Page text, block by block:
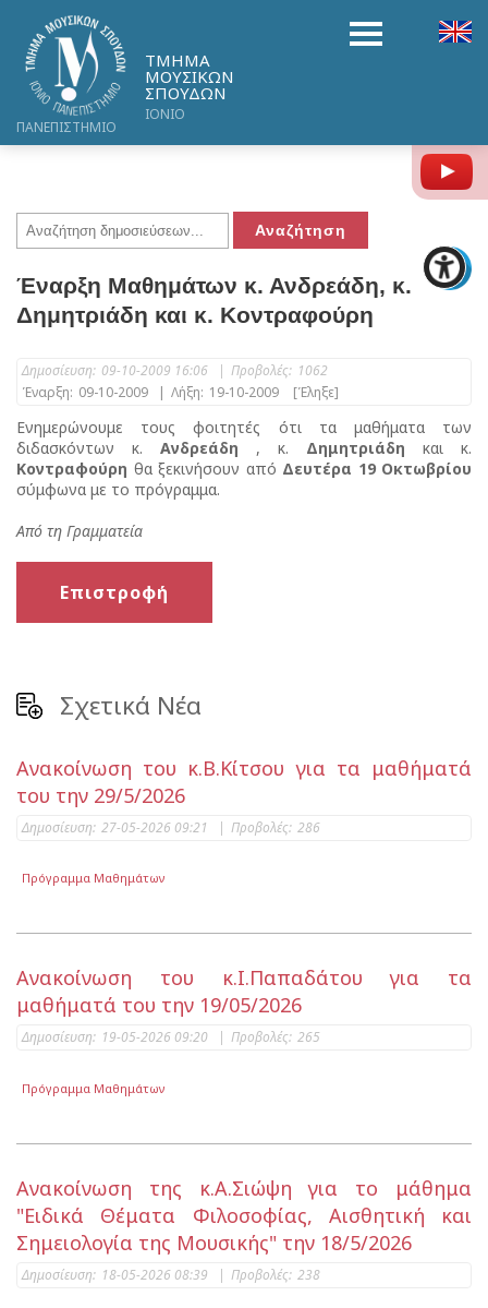
ΤΜΗΜΑ
ΜΟΥΣΙΚΩΝ
ΣΠΟΥΔΩΝ
ΙΟΝΙΟ
ΠΑΝΕΠΙΣΤΗΜΙΟ
Έναρξη Μαθημάτων κ. Ανδρεάδη, κ.
Δημητριάδη και κ. Κοντραφούρη
Δημοσίευση: 09-10-2009 16:06 | Προβολές: 1062
Έναρξη: 09-10-2009 | Λήξη: 19-10-2009 [Έληξε]
Ενημερώνουμε τους φοιτητές ότι τα μαθήματα των
διδασκόντων κ. Ανδρεάδη , κ. Δημητριάδη και κ.
Κοντραφούρη θα ξεκινήσουν από Δευτέρα 19 Οκτωβρίου
σύμφωνα με το πρόγραμμα.
Από τη Γραμματεία
Επιστροφή
Σχετικά Νέα
Ανακοίνωση του κ.Β.Κίτσου για τα μαθήματά
του την 29/5/2026
Δημοσίευση: 27-05-2026 09:21 | Προβολές: 286
Πρόγραμμα Μαθημάτων
Ανακοίνωση του κ.Ι.Παπαδάτου για τα
μαθήματά του την 19/05/2026
Δημοσίευση: 19-05-2026 09:20 | Προβολές: 265
Πρόγραμμα Μαθημάτων
Ανακοίνωση της κ.Α.Σιώψη για το μάθημα
"Ειδικά Θέματα Φιλοσοφίας, Αισθητική και
Σημειολογία της Μουσικής" την 18/5/2026
Δημοσίευση: 18-05-2026 08:39 | Προβολές: 238